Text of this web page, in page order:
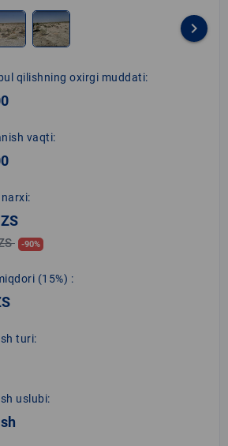
keyboard_arrow_right
qilishning oxirgi muddati:
vaqti:
-90%
(15%) :
turi:
uslubi: